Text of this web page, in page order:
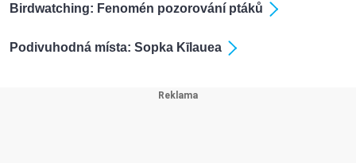
Birdwatching: Fenomén pozorování ptáků
Podivuhodná místa: Sopka Kīlauea